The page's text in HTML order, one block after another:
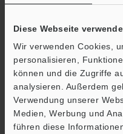
Diese Webseite
Wir verwenden Cookies,
personalisieren,
können und die Zugriffe
analysieren. Außerdem
Verwendung unserer
Medien, Werbung und
führen diese
E-Mail-Adresse